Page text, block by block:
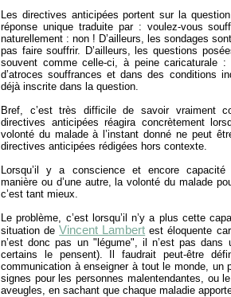
Les directives anticipées portent sur la
réponse unique traduite par : voulez-vous
naturellement : non ! D’ailleurs, les sondages
pas faire souffrir. D’ailleurs, les questions
souvent comme celle-ci, à peine caricaturale :
d’atroces souffrances et dans des conditions
déjà inscrite dans la question.
Bref, c’est très difficile de savoir vraiment
directives anticipées réagira concrètement
volonté du malade à l’instant donné ne peut
directives anticipées rédigées hors contexte.
Lorsqu’il y a conscience et encore capacité
manière ou d’une autre, la volonté du malade
c’est tant mieux.
Le problème, c’est lorsqu’il n’y a plus cette
situation deVincent Lambert est éloquente
n’est donc pas un "légume", il n’est pas dans
certains le pensent). Il faudrait peut-être
communication à enseigner à tout le monde, un
signes pour les personnes malentendantes, ou
aveugles, en sachant que chaque maladie